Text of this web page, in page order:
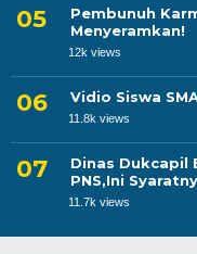
Pembunuh
Menyeramkan!
12k views
Vidio Siswa
11.8k views
Dinas Dukcapil
PNS,Ini
11.7k views